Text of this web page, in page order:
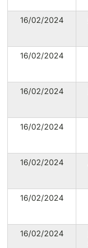
16/02/2024
16/02/2024
16/02/2024
16/02/2024
16/02/2024
16/02/2024
16/02/2024